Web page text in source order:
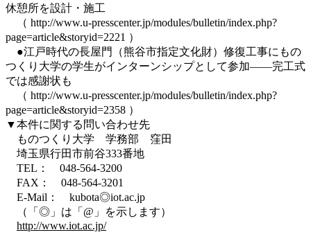
休憩所を設計・施工
（ http://www.u-presscenter.jp/modules/bulletin/index.php?
page=article&storyid=2221 ）
●江戸時代の長屋門（熊谷市指定文化財）修復工事にもの
つくり大学の学生がインターンシップとして参加――完工式
では感謝状も
（ http://www.u-presscenter.jp/modules/bulletin/index.php?
page=article&storyid=2358 ）
▼本件に関する問い合わせ先
ものつくり大学 学務部 窪田
埼玉県行田市前谷333番地
TEL： 048-564-3200
FAX： 048-564-3201
E-Mail： kubota◎iot.ac.jp
（「◎」は「@」を示します）
http://www.iot.ac.jp/